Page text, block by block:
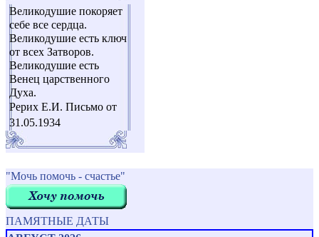
Великодушие покоряет
себе все сердца.
Великодушие есть ключ
от всех Затворов.
Великодушие есть
Венец царственного
Духа.
Рерих Е.И. Письмо от
31.05.1934
"Мочь помочь - счастье"
ПАМЯТНЫЕ ДАТЫ